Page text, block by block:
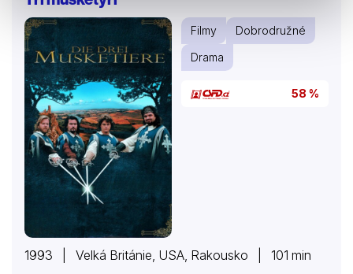
nad mraky do země obrů. Jack se okamžitě vydává
na cestu za záchranou princezny Isabelly.
Filmy
Dobrodružné
Drama
58 %
1993 | Velká Británie, USA, Rakousko | 101 min